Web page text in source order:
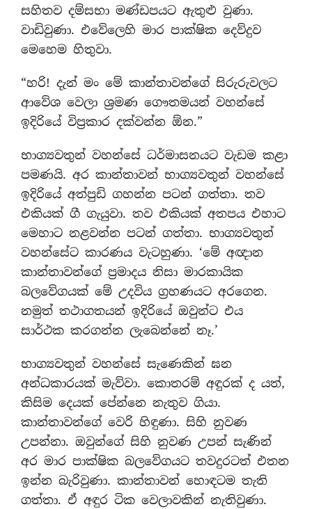
සහිතව දම්සභා මණ්ඩපයට ඇතුළු වුණා.
වාඩිවුණා. එවේලෙහි මාර පාක්ෂික දෙව්දුව
මෙහෙම හිතුවා.
“හරි! දැන් මං මේ කාන්තාවන්ගේ සිරුරුවලට
ආවේශ වෙලා ශ්‍රමණ ගෞතමයන් වහන්සේ
ඉදිරියේ විප්‍රකාර දක්වන්න ඕන.”
භාග්‍යවතුන් වහන්සේ ධර්මාසනයට වැඩම කළා
පමණයි. අර කාන්තාවන් භාග්‍යවතුන් වහන්සේ
ඉදිරියේ අත්පුඩි ගහන්න පටන් ගත්තා. තව
එකියක් ගී ගැයුවා. තව එකියක් අතපය එහාට
මෙහාට නළවන්න පටන් ගත්තා. භාග්‍යවතුන්
වහන්සේට කාරණය වැටහුණා. ‘මේ අඥාන
කාන්තාවන්ගේ ප්‍රමාදය නිසා මාරකායික
බලවේගයක් මේ උදවිය ග්‍රහණයට අරගෙන.
නමුත් තථාගතයන් ඉදිරියේ ඔවුන්ට එය
සාර්ථක කරගන්න ලැබෙන්නේ නෑ.’
භාග්‍යවතුන් වහන්සේ සැණෙකින් ඝන
අන්ධකාරයක් මැව්වා. කොතරම් අඳුරක් ද යත්,
කිසිම දෙයක් පේන්නෙ නැතුව ගියා.
කාන්තාවන්ගේ වෙරි හිඳුණා. සිහි නුවණ
උපන්නා. ඔවුන්ගේ සිහි නුවණ උපන් සැණින්
අර මාර පාක්ෂික බලවේගයට තවදුරටත් එතන
ඉන්න බැරිවුණා. කාන්තාවන් හොඳටම තැති
ගත්තා. ඒ අඳුර ටික වෙලාවකින් නැතිවුණා.